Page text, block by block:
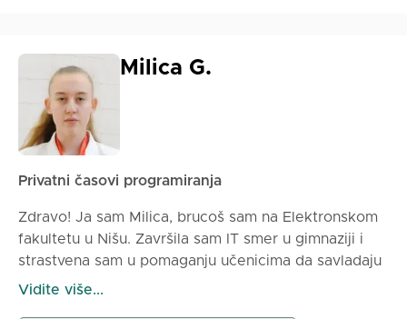
Milica G.
Privatni časovi programiranja
Zdravo! Ja sam Milica, brucoš sam na Elektronskom
fakultetu u Nišu. Završila sam IT smer u gimnaziji i
strastvena sam u pomaganju učenicima da savladaju
matematiku i programiranje (od programskih jezika
Vidite više...